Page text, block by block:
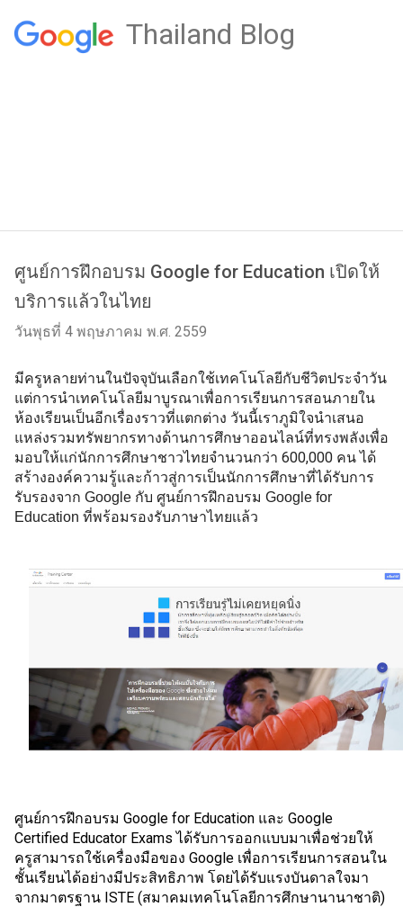
Thailand Blog
ศูนย์การฝึกอบรม Google for Education เปิดให้
บริการแล้วในไทย
วันพุธที่ 4 พฤษภาคม พ.ศ. 2559
มีครูหลายท่านในปัจจุบันเลือกใช้เทคโนโลยีกับชีวิตประจำวัน
แต่การนำเทคโนโลยีมาบูรณาเพื่อการเรียนการสอนภายใน
ห้องเรียนเป็นอีกเรื่องราวที่แตกต่าง วันนี้เราภูมิใจนำเสนอ
แหล่งรวมทรัพยากรทางด้านการศึกษาออนไลน์ที่ทรงพลังเพื่อ
มอบให้เเก่นักการศึกษาชาวไทยจำนวนกว่า 600,000 คน ได้
สร้างองค์ความรู้และก้าวสู่การเป็นนักการศึกษาที่ได้รับการ
รับรองจาก Google กับ ศูนย์การฝึกอบรม Google for
Education ที่พร้อมรองรับภาษาไทยเเล้ว
ศูนย์การฝึกอบรม Google for Education และ Google
Certified Educator Exams ได้รับการออกแบบมาเพื่อช่วยให้
ครูสามารถใช้เครื่องมือของ Google เพื่อการเรียนการสอนใน
ชั้นเรียนได้อย่างมีประสิทธิภาพ โดยได้รับแรงบันดาลใจมา
จากมาตรฐาน ISTE (สมาคมเทคโนโลยีการศึกษานานาชาติ)